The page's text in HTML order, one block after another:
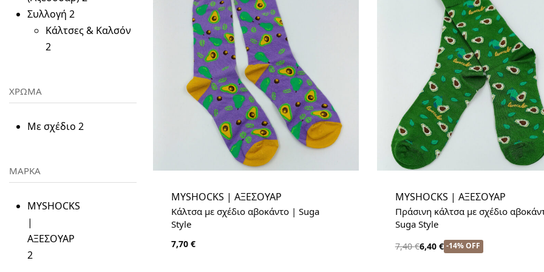
Συλλογή 2
Κάλτσες & Καλσόν
2
ΧΡΩΜΑ
Με σχέδιο 2
ΜΑΡΚΑ
MYSHOCKS
|
ΑΞΕΣΟΥΑΡ
2
MYSHOCKS | ΑΞΕΣΟΥΑΡ
Κάλτσα με σχέδιο αβοκάντο | Suga
Style
7,70 €
MYSHOCKS | ΑΞΕΣΟΥΑΡ
Πράσινη κάλτσα με σχέδιο
Suga Style
7,40€6,40 € -14% OFF